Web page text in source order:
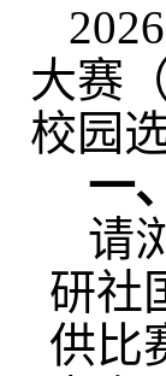
2026
大赛
校园
一
请
研社
供比